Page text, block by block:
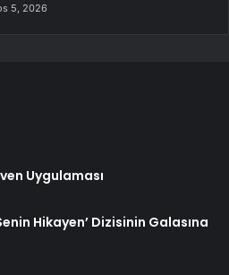
5, 2026
Uygulaması
Hikayen’ Dizisinin Galasına